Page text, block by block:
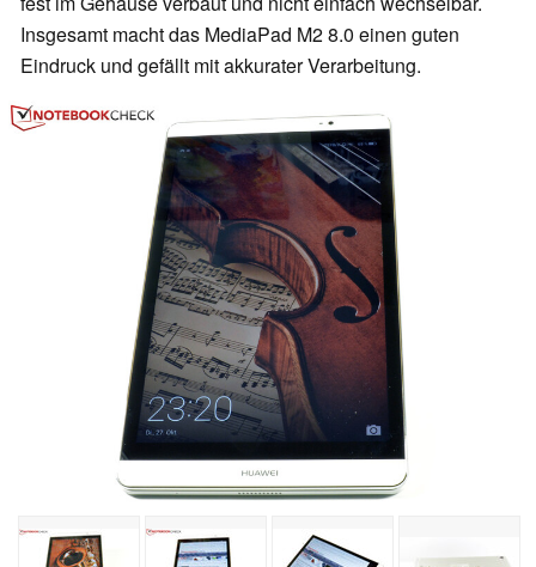
Insgesamt macht das MediaPad M2 8.0 einen guten
Eindruck und gefällt mit akkurater Verarbeitung.